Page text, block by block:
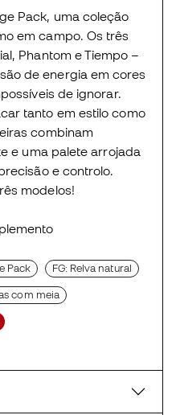
Pack, uma coleção
em campo. Os três
Phantom e Tiempo –
de energia em cores
de ignorar.
tanto em estilo como
combinam
e uma palete arrojada
e controlo.
modelos!
Pack FG: Relva natural
com meia